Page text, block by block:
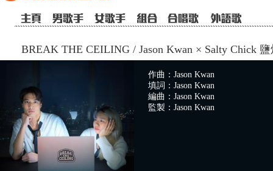
BREAK THE CEILING / Jason Kwan × Salty Chick
作曲：Jason Kwan
填詞：Jason Kwan
編曲：Jason Kwan
監製：Jason Kwan